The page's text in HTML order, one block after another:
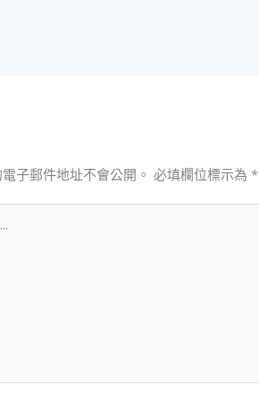
子郵件地址不會公開。 必填欄位標示為*